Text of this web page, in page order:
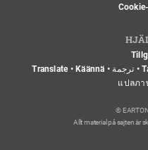
Translate • Käännä • ترجمة • Tarjumo • ትርጉም • ترجمه • وەرگێڕان •
แปลภา
©
Allt material på sajten är